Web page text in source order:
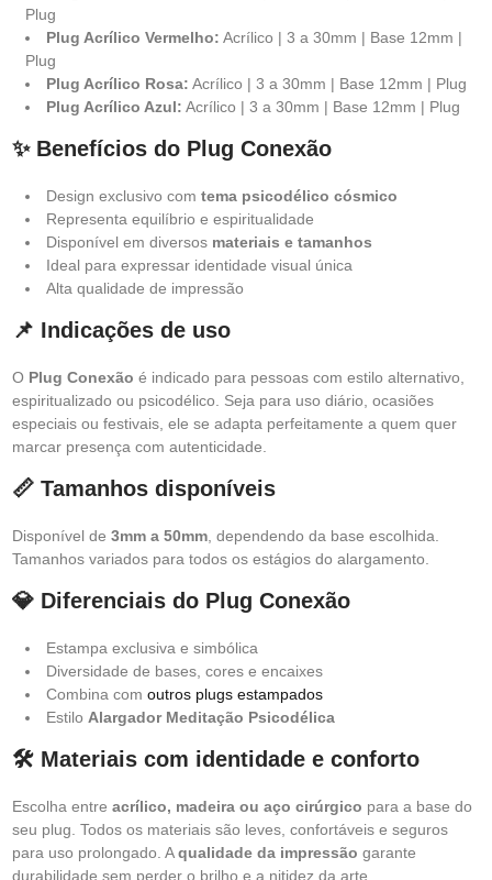
Plug
Plug Acrílico Vermelho: Acrílico | 3 a 30mm | Base 12mm |
Plug
Plug Acrílico Rosa: Acrílico | 3 a 30mm | Base 12mm | Plug
Plug Acrílico Azul: Acrílico | 3 a 30mm | Base 12mm | Plug
✨ Benefícios do Plug Conexão
Design exclusivo com tema psicodélico cósmico
Representa equilíbrio e espiritualidade
Disponível em diversos materiais e tamanhos
Ideal para expressar identidade visual única
Alta qualidade de impressão
📌 Indicações de uso
O Plug Conexão é indicado para pessoas com estilo alternativo,
espiritualizado ou psicodélico. Seja para uso diário, ocasiões
especiais ou festivais, ele se adapta perfeitamente a quem quer
marcar presença com autenticidade.
📏 Tamanhos disponíveis
Disponível de 3mm a 50mm , dependendo da base escolhida.
Tamanhos variados para todos os estágios do alargamento.
💎 Diferenciais do Plug Conexão
Estampa exclusiva e simbólica
Diversidade de bases, cores e encaixes
Combina com outros plugs estampados
Estilo Alargador Meditação Psicodélica
🛠️ Materiais com identidade e conforto
Escolha entre acrílico, madeira ou aço cirúrgico para a base do
seu plug. Todos os materiais são leves, confortáveis e seguros
para uso prolongado. Aqualidade da impressão garante
durabilidade sem perder o brilho e a nitidez da arte.